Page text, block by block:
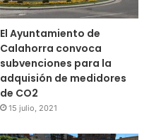
El Ayuntamiento de
Calahorra convoca
subvenciones para la
adquisión de medidores
de CO2
15 julio, 2021